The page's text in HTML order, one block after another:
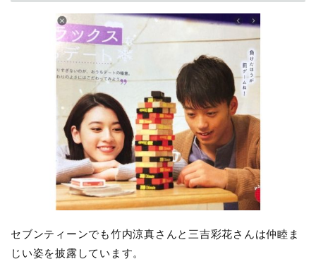
セブンティーンでも竹内涼真さんと三吉彩花さんは仲睦ま
じい姿を披露しています。